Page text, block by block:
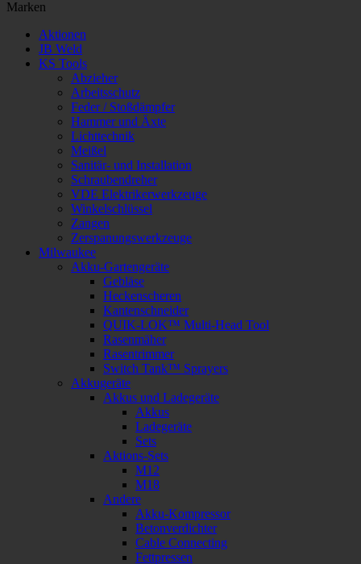
Marken
Aktionen
JB Weld
KS Tools
Abzieher
Arbeitsschutz
Feder / Stoßdämpfer
Hammer und Äxte
Lichttechnik
Meißel
Sanitär- und Installation
Schraubendreher
VDE Elektrikerwerkzeuge
Winkelschlüssel
Zangen
Zerspanungswerkzeuge
Milwaukee
Akku-Gartengeräte
Gebläse
Heckenscheren
Kantenschneider
QUIK-LOK™ Multi-Head Tool
Rasenmäher
Rasentrimmer
Switch Tank™ Sprayers
Akkugeräte
Akkus und Ladegeräte
Akkus
Ladegeräte
Sets
Aktions-Sets
M12
M18
Andere
Akku-Kompressor
Betonverdichter
Cable Connecting
Fettpressen